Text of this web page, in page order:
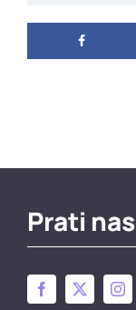
Prati nas